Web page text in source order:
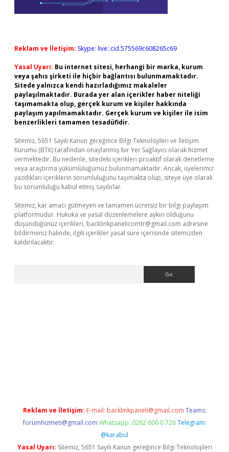
Reklam ve İletişim: Skype: live:.cid.575569c608265c69
Yasal Uyarı: Bu internet sitesi, herhangi bir marka, kurum
veya şahıs şirketi ile hiçbir bağlantısı bulunmamaktadır.
Sitede yalnızca kendi hazırladığımız makaleler
paylaşılmaktadır. Burada yer alan içerikler haber niteliği
taşımamakta olup, gerçek kurum ve kişiler hakkında
paylaşım yapılmamaktadır. Gerçek kurum ve kişiler ile isim
benzerlikleri tamamen tesadüfidir.
Sitemiz, 5651 Sayılı Kanun gereğince Bilgi Teknolojileri ve İletişim
Kurumu (BTK) tarafından onaylanmış bir Yer Sağlayıcı olarak hizmet
vermektedir. Bu nedenle, sitedeki içerikleri proaktif olarak denetleme
veya araştırma yükümlülüğümüz bulunmamaktadır. Ancak, üyelerimiz
yazdıkları içeriklerin sorumluluğunu taşımakta olup, siteye üye olarak
bu sorumluluğu kabul etmiş sayılırlar.
Sitemiz, kar amacı gütmeyen ve tamamen ücretsiz bir bilgi paylaşım
platformudur. Hukuka ve yasal düzenlemelere aykırı olduğunu
düşündüğünüz içerikleri, backlinkpanelicomtr@gmail.com adresine
bildirmeniz halinde, ilgili içerikler yasal süre içerisinde sitemizden
kaldırılacaktır.
Reklam ve İletişim: E-mail: backlinkpaneli@gmail.com Teams:
forumhizmeti@gmail.com Whatsapp: 0262 606 0 726 Telegram:
@karabul
Yasal Uyarı: Sitemiz, 5651 Sayılı Kanun gereğince Bilgi Teknolojileri